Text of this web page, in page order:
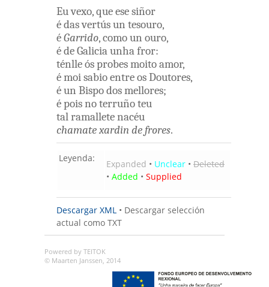
Euvexo,queesesiñor
édasvertúsun tesouro,
éGarrido,comoun ouro,
édeGaliciaunhafror:
ténlleósprobesmoitoamor,
émoisabioentreosDoutores,
éun Bispodosmellores;
époisnoterruñoteu
talramalletenacéu
chamatexardin de frores.
Leyenda:
Expanded • Unclear • Deleted
• Added • Supplied
Descargar XML • Descargar selección
actual como TXT
Powered by TEITOK
© Maarten Janssen, 2014